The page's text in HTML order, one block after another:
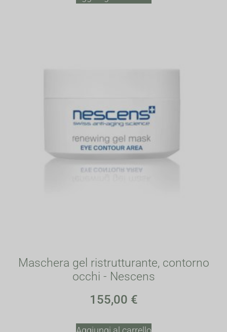
Maschera gel ristrutturante, contorno
occhi - Nescens
155,00 €